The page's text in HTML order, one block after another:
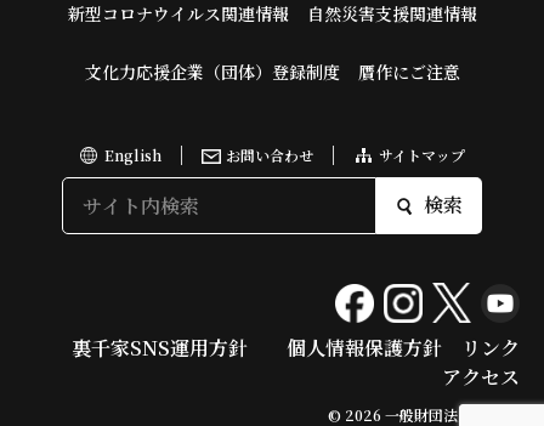
新型コロナウイルス関連情報 自然災害支援関連情報
文化力応援企業（団体）登録制度 贋作にご注意
English お問い合わせ サイトマップ
検索
裏千家SNS運用方針 個人情報保護方針
リンク
アクセス
© 2026 一般財団法人 今日庵